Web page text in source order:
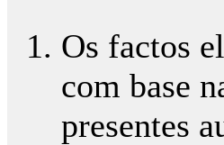
Os factos
com base
presentes